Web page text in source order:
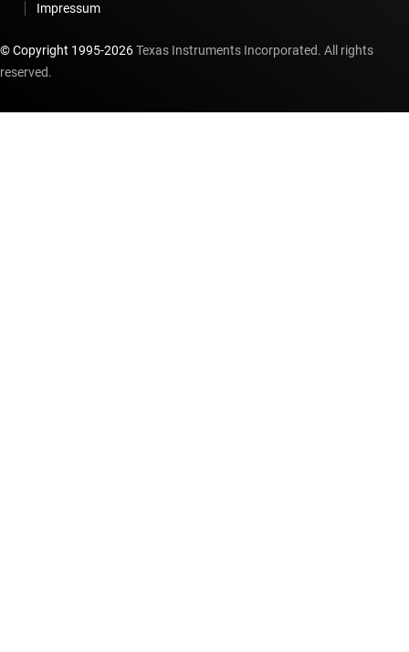
Impressum
© Copyright 1995-2026Texas Instruments Incorporated. All rights
reserved.